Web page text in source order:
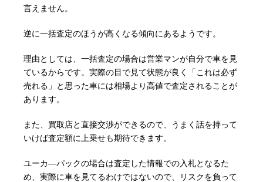
言えません。
逆に一括査定のほうが高くなる傾向にあるようです。
理由としては、一括査定の場合は営業マンが自分で車を見
ているからです。実際の目で見て状態が良く「これは必ず
売れる」と思った車には相場より高値で査定されることが
あります。
また、買取店と直接交渉ができるので、うまく話を持って
いけば査定額に上乗せも期待できます。
ユーカ―パックの場合は査定した情報での入札となるた
め、実際に車を見てるわけではないので、リスクを負って